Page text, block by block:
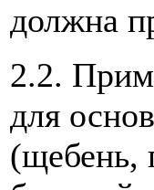
должна
2.2.
для
(щебень,